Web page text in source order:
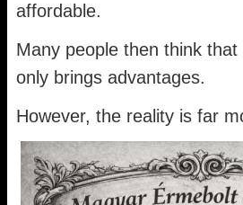
affordable.
Many people then think
only brings advantages.
However, the reality is far